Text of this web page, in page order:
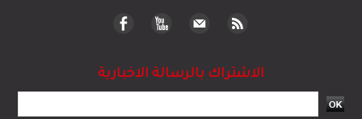
الاشتراك بالرسالة الاخبارية